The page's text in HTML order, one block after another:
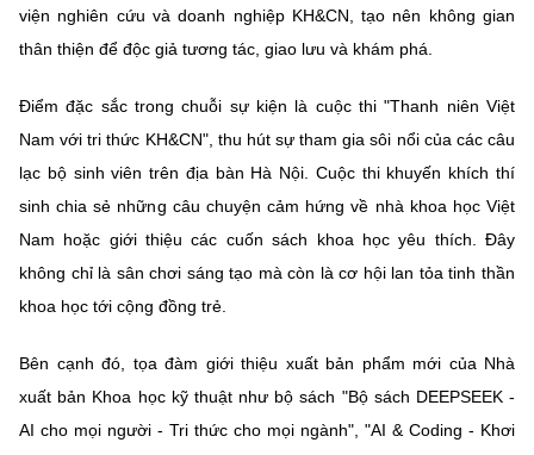
viện nghiên cứu và doanh nghiệp KH&CN, tạo nên không gian
thân thiện để độc giả tương tác, giao lưu và khám phá.
Điểm đặc sắc trong chuỗi sự kiện là cuộc thi "Thanh niên Việt
Nam với tri thức KH&CN", thu hút sự tham gia sôi nổi của các câu
lạc bộ sinh viên trên địa bàn Hà Nội. Cuộc thi khuyến khích thí
sinh chia sẻ những câu chuyện cảm hứng về nhà khoa học Việt
Nam hoặc giới thiệu các cuốn sách khoa học yêu thích. Đây
không chỉ là sân chơi sáng tạo mà còn là cơ hội lan tỏa tinh thần
khoa học tới cộng đồng trẻ.
Bên cạnh đó, tọa đàm giới thiệu xuất bản phẩm mới của Nhà
xuất bản Khoa học kỹ thuật như bộ sách "Bộ sách DEEPSEEK -
AI cho mọi người - Tri thức cho mọi ngành", "AI & Coding - Khơi